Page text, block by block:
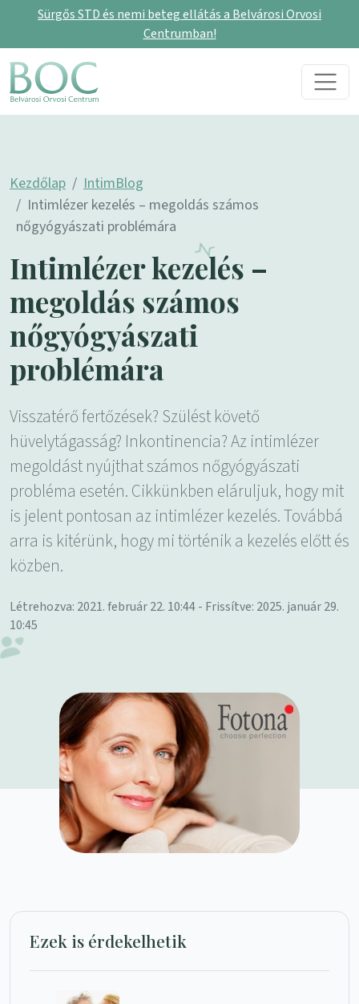
Sürgős STD és nemi beteg ellátás a Belvárosi Orvosi
Centrumban!
Skip to content
Main Navigation
Kezdőlap
IntimBlog
Intimlézer kezelés – megoldás számos
nőgyógyászati problémára
Intimlézer kezelés –
megoldás számos
nőgyógyászati
problémára
Visszatérő fertőzések? Szülést követő
hüvelytágasság? Inkontinencia? Az intimlézer
megoldást nyújthat számos nőgyógyászati
probléma esetén. Cikkünkben eláruljuk, hogy mit
is jelent pontosan az intimlézer kezelés. Továbbá
arra is kitérünk, hogy mi történik a kezelés előtt és
közben.
Létrehozva: 2021. február 22. 10:44 - Frissítve: 2025. január 29.
10:45
Ezek is érdekelhetik